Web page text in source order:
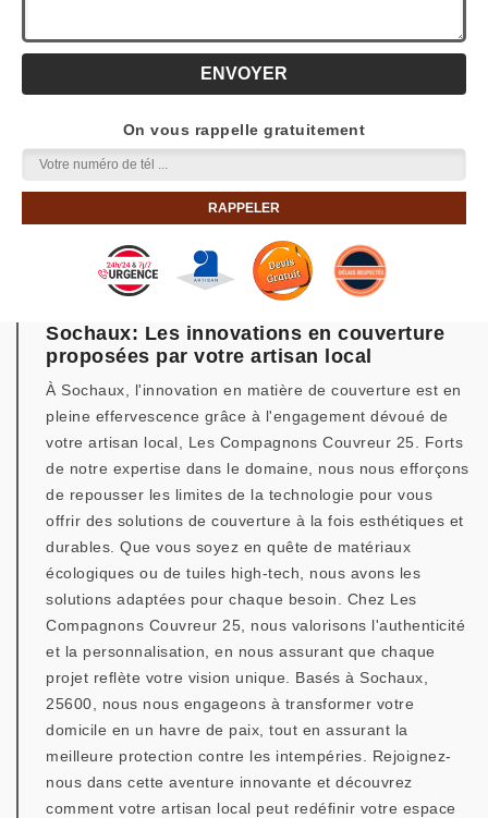
On vous rappelle gratuitement
Sochaux: Les innovations en couverture
proposées par votre artisan local
À Sochaux, l'innovation en matière de couverture est en
pleine effervescence grâce à l'engagement dévoué de
votre artisan local, Les Compagnons Couvreur 25. Forts
de notre expertise dans le domaine, nous nous efforçons
de repousser les limites de la technologie pour vous
offrir des solutions de couverture à la fois esthétiques et
durables. Que vous soyez en quête de matériaux
écologiques ou de tuiles high-tech, nous avons les
solutions adaptées pour chaque besoin. Chez Les
Compagnons Couvreur 25, nous valorisons l'authenticité
et la personnalisation, en nous assurant que chaque
projet reflète votre vision unique. Basés à Sochaux,
25600, nous nous engageons à transformer votre
domicile en un havre de paix, tout en assurant la
meilleure protection contre les intempéries. Rejoignez-
nous dans cette aventure innovante et découvrez
comment votre artisan local peut redéfinir votre espace